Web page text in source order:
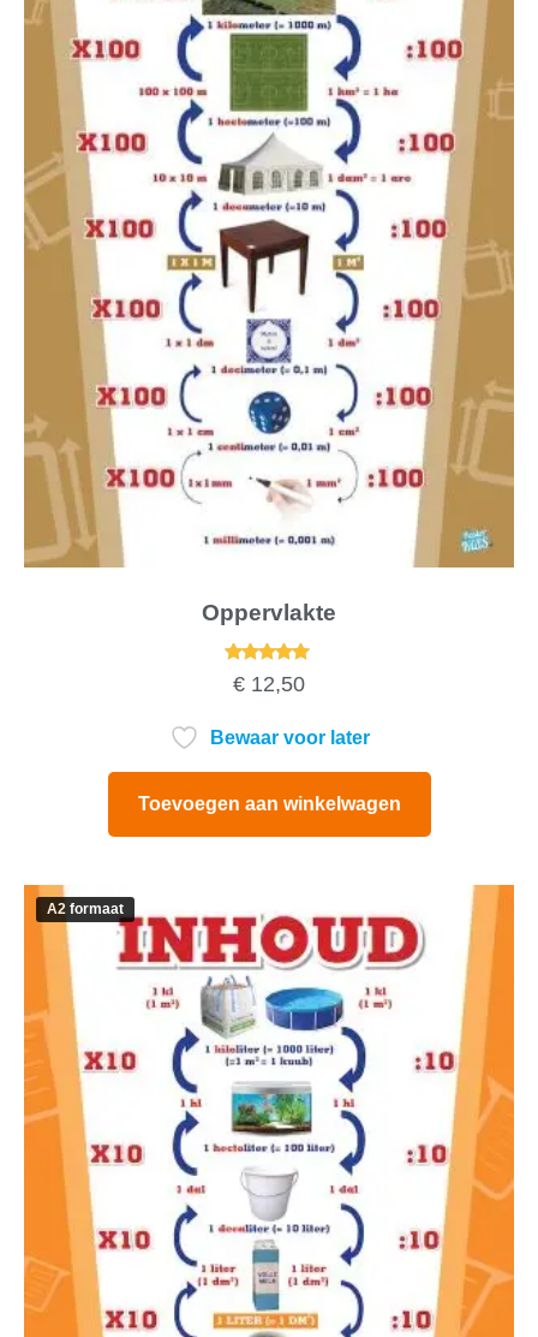
Oppervlakte
Gewaardeerd
5.00
€ 12,50
Bewaar voor later
Toevoegen aan winkelwagen
A2 formaat